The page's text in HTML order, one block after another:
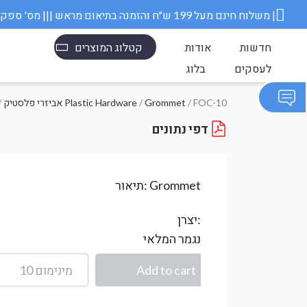
משלוח חינם מעל 199 ש״ח והזמנה בתיאום מראש ||| מס' ספק משרד הבטחון 11006845 |
קטלוג המוצרים אודות
חדשות
בלוג
לעסקים
אביזרי פלסטיק Plastic Hardware/Grommet / FOC-10
תיאור: Grommet
יצרן:
נגמר המלאי